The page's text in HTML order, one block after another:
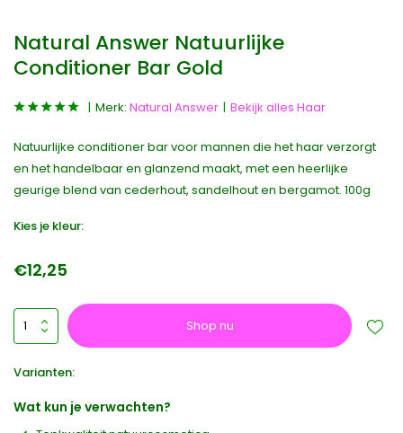
Natural Answer Natuurlijke
Conditioner Bar Gold
Merk: Natural Answer Bekijk alles Haar
Natuurlijke conditioner bar voor mannen die het haar verzorgt
en het handelbaar en glanzend maakt, met een heerlijke
geurige blend van cederhout, sandelhout en bergamot. 100g
Kies je kleur:
€12,25
Shop nu
Varianten:
Wat kun je verwachten?